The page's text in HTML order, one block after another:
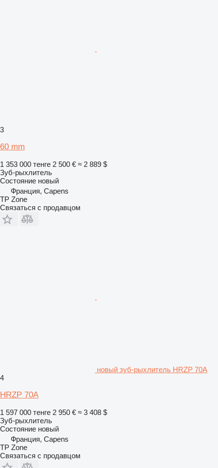
3
60 mm
1 353 000 тенге 2 500 € ≈ 2 889 $
Зуб-рыхлитель
Состояние новый
Франция, Capens
TP Zone
Связаться с продавцом
новый зуб-рыхлитель HRZP 70A
4
HRZP 70A
1 597 000 тенге 2 950 € ≈ 3 408 $
Зуб-рыхлитель
Состояние новый
Франция, Capens
TP Zone
Связаться с продавцом